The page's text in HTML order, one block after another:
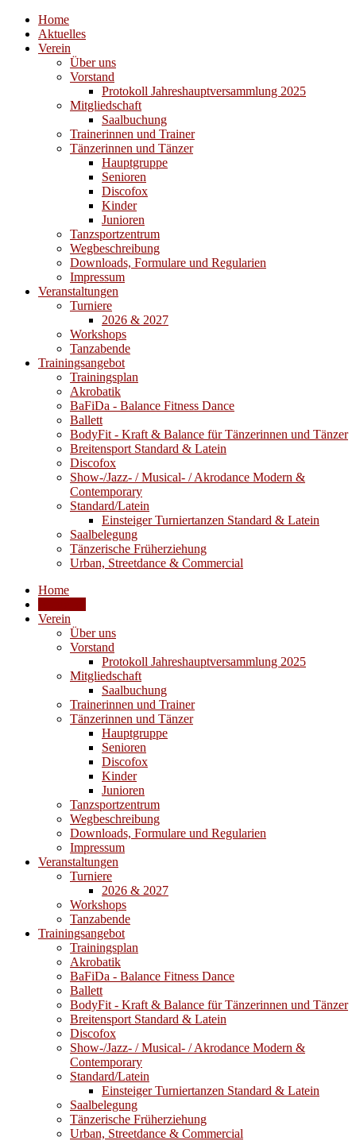
Home
Aktuelles
Verein
Über uns
Vorstand
Protokoll Jahreshauptversammlung 2025
Mitgliedschaft
Saalbuchung
Trainerinnen und Trainer
Tänzerinnen und Tänzer
Hauptgruppe
Senioren
Discofox
Kinder
Junioren
Tanzsportzentrum
Wegbeschreibung
Downloads, Formulare und Regularien
Impressum
Veranstaltungen
Turniere
2026 & 2027
Workshops
Tanzabende
Trainingsangebot
Trainingsplan
Akrobatik
BaFiDa - Balance Fitness Dance
Ballett
BodyFit - Kraft & Balance für Tänzerinnen und Tänzer
Breitensport Standard & Latein
Discofox
Show-/Jazz- / Musical- / Akrodance Modern &
Contemporary
Standard/Latein
Einsteiger Turniertanzen Standard & Latein
Saalbelegung
Tänzerische Früherziehung
Urban, Streetdance & Commercial
Home
Verein
Über uns
Vorstand
Protokoll Jahreshauptversammlung 2025
Mitgliedschaft
Saalbuchung
Trainerinnen und Trainer
Tänzerinnen und Tänzer
Hauptgruppe
Senioren
Discofox
Kinder
Junioren
Tanzsportzentrum
Wegbeschreibung
Downloads, Formulare und Regularien
Impressum
Veranstaltungen
Turniere
2026 & 2027
Workshops
Tanzabende
Trainingsangebot
Trainingsplan
Akrobatik
BaFiDa - Balance Fitness Dance
Ballett
BodyFit - Kraft & Balance für Tänzerinnen und Tänzer
Breitensport Standard & Latein
Discofox
Show-/Jazz- / Musical- / Akrodance Modern &
Contemporary
Standard/Latein
Einsteiger Turniertanzen Standard & Latein
Saalbelegung
Tänzerische Früherziehung
Urban, Streetdance & Commercial